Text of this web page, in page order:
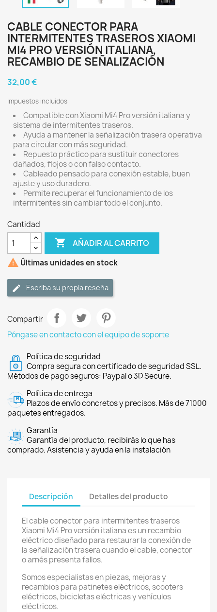
CABLE CONECTOR PARA
INTERMITENTES TRASEROS XIAOMI
MI4 PRO VERSIÓN ITALIANA,
RECAMBIO DE SEÑALIZACIÓN
32,00 €
Impuestos incluidos
Compatible con Xiaomi Mi4 Pro versión italiana y
sistema de intermitentes traseros.
Ayuda a mantener la señalización trasera operativa
para circular con más seguridad.
Repuesto práctico para sustituir conectores
dañados, flojos o con falso contacto.
Cableado pensado para conexión estable, buen
ajuste y uso duradero.
Permite recuperar el funcionamiento de los
intermitentes sin cambiar todo el conjunto.
Cantidad
 AÑADIR AL CARRITO
 Últimas unidades en stock
Escriba su propia reseña
Compartir
Póngase en contacto con el equipo de soporte
Política de seguridad
Compra segura con certificado de seguridad SSL.
Métodos de pago seguros: Paypal o 3D Secure.
Política de entrega
Plazos de envío concretos y precisos. Más de 71000
paquetes entregados.
Garantía
Garantía del producto, recibirás lo que has
comprado. Asistencia y ayuda en la instalación
Descripción Detalles del producto
El cable conector para intermitentes traseros
Xiaomi Mi4 Pro versión italiana es un recambio
eléctrico diseñado para restaurar la conexión de
la señalización trasera cuando el cable, conector
o arnés presenta fallos.
Somos especialistas en piezas, mejoras y
recambios para patinetes eléctricos, scooters
eléctricos, bicicletas eléctricas y vehículos
eléctricos.